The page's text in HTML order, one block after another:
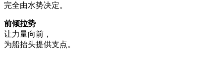
完全由水势决定。
前倾拉势
让力量向前，
为船抬头提供支点。